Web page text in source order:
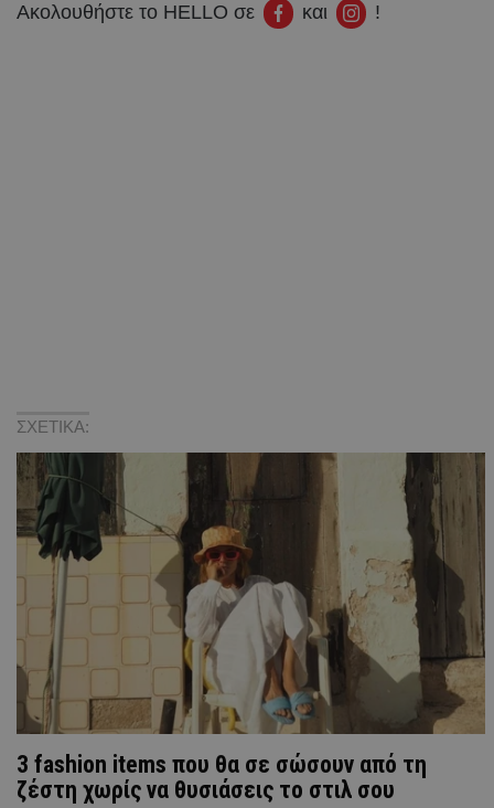
Ακολουθήστε το HELLO σε και !
ΣΧΕΤΙΚΑ:
3 fashion items που θα σε σώσουν από τη
ζέστη χωρίς να θυσιάσεις το στιλ σου